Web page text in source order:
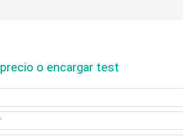
o encargar test